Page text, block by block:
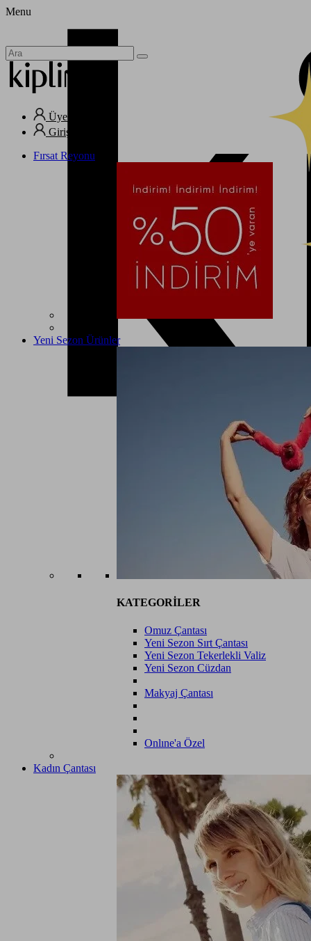
Menu
Üye Ol
Giriş Yap
Fırsat Reyonu
Yeni Sezon Ürünler
KATEGORİLER
Omuz Çantası
Yeni Sezon Sırt Çantası
Yeni Sezon Tekerlekli Valiz
Yeni Sezon Cüzdan
Makyaj Çantası
Onlıne'a Özel
Kadın Çantası